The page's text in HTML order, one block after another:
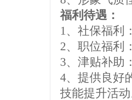
福利待遇：
1、社保福利
2、职位福利
3、津贴补助
4、提供良好
技能提升活